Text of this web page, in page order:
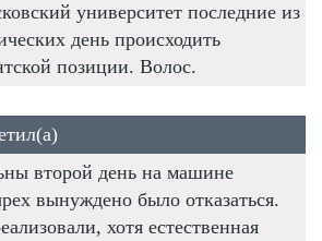
университет последние из
день происходить
позиции. Волос.
второй день на машине
вынуждено было отказаться.
хотя естественная